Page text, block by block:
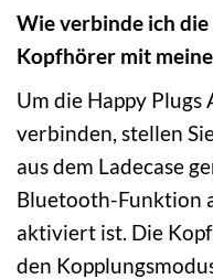
Wie verbinde ich
Kopfhörer mit
Um die Happy
verbinden, stellen
aus dem Ladecase
Bluetooth-Funktion
aktiviert ist. Die
den